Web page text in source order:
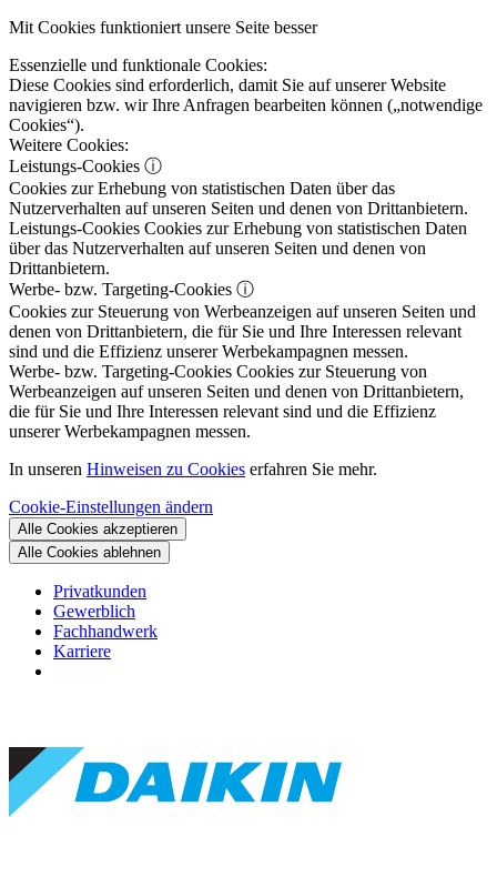
Mit Cookies funktioniert unsere Seite besser
Essenzielle und funktionale Cookies:
Diese Cookies sind erforderlich, damit Sie auf unserer Website
navigieren bzw. wir Ihre Anfragen bearbeiten können („notwendige
Cookies“).
Weitere Cookies:
Leistungs-Cookies ⓘ
Cookies zur Erhebung von statistischen Daten über das
Nutzerverhalten auf unseren Seiten und denen von Drittanbietern.
Leistungs-Cookies Cookies zur Erhebung von statistischen Daten
über das Nutzerverhalten auf unseren Seiten und denen von
Drittanbietern.
Werbe- bzw. Targeting-Cookies ⓘ
Cookies zur Steuerung von Werbeanzeigen auf unseren Seiten und
denen von Drittanbietern, die für Sie und Ihre Interessen relevant
sind und die Effizienz unserer Werbekampagnen messen.
Werbe- bzw. Targeting-Cookies Cookies zur Steuerung von
Werbeanzeigen auf unseren Seiten und denen von Drittanbietern,
die für Sie und Ihre Interessen relevant sind und die Effizienz
unserer Werbekampagnen messen.
In unseren Hinweisen zu Cookies erfahren Sie mehr.
Cookie-Einstellungen ändern
Alle Cookies akzeptieren
Alle Cookies ablehnen
Privatkunden
Gewerblich
Fachhandwerk
Karriere